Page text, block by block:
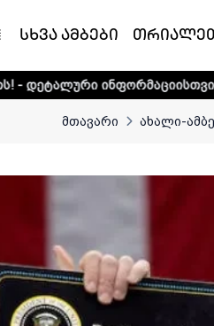
სხვა ამბები
დააკლიკეთ
მთავარი ახალი-